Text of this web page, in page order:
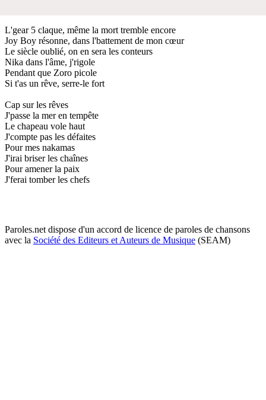
L'gear 5 claque, même la mort tremble encore
Joy Boy résonne, dans l'battement de mon cœur
Le siècle oublié, on en sera les conteurs
Nika dans l'âme, j'rigole
Pendant que Zoro picole
Si t'as un rêve, serre-le fort
Cap sur les rêves
J'passe la mer en tempête
Le chapeau vole haut
J'compte pas les défaites
Pour mes nakamas
J'irai briser les chaînes
Pour amener la paix
J'ferai tomber les chefs
Paroles.net dispose d'un accord de licence de paroles de chansons
avec la Société des Editeurs et Auteurs de Musique (SEAM)